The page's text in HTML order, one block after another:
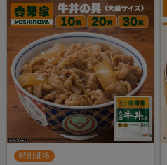
特別価格